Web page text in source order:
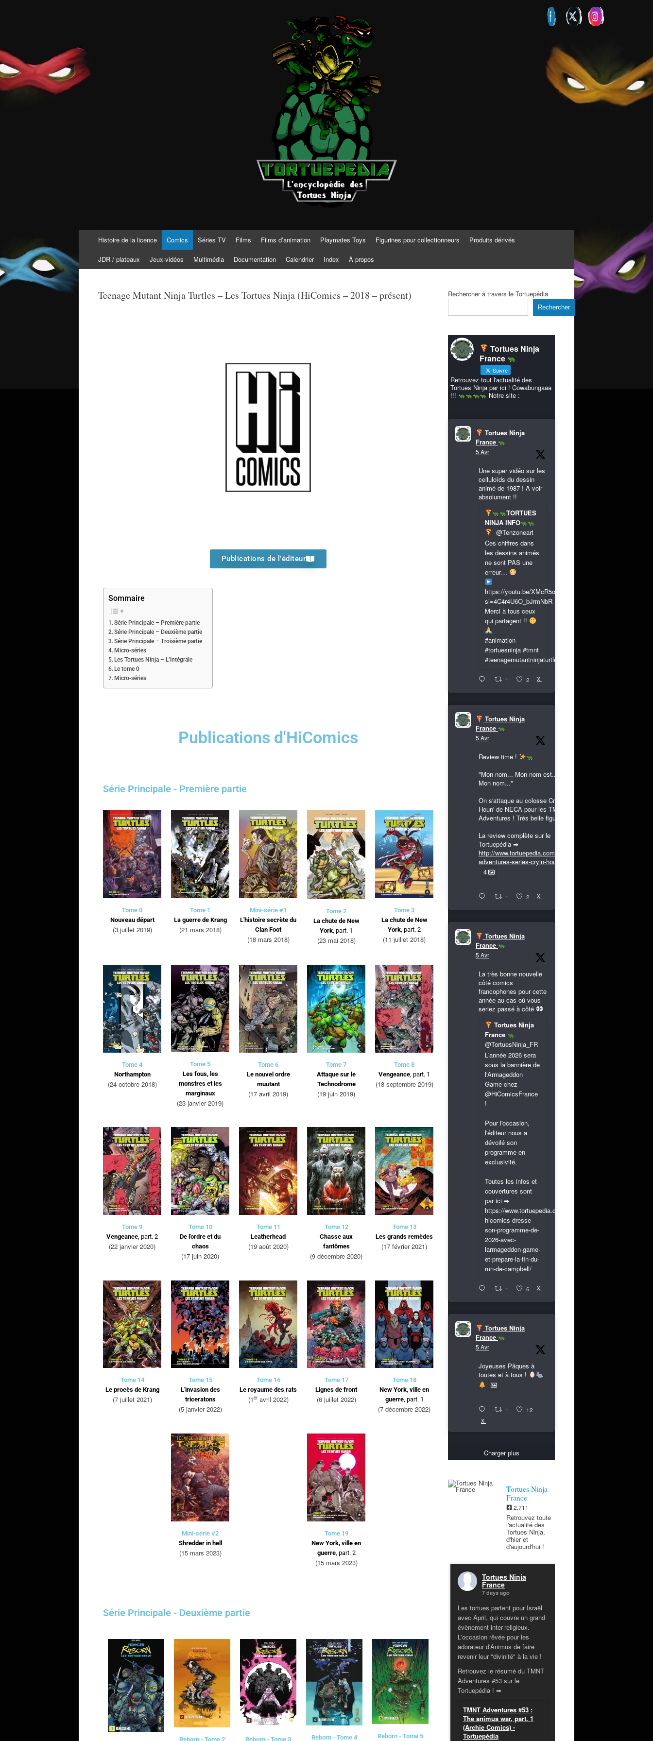
Tortuepédia
L'encyclopédie des Tortues Ninja !
Histoire de la licence Comics Séries TV Films Films d’animation Playmates Toys Figurines pour collectionneurs Produits dérivés
JDR / plateaux Jeux-vidéos Multimédia Documentation Calendrier Index À propos
Teenage Mutant Ninja Turtles – Les Tortues Ninja (HiComics – 2018 – présent)
Publications de l'éditeur
Sommaire
Série Principale – Première partie
Série Principale – Deuxième partie
Série Principale – Troisième partie
Micro-séries
Les Tortues Ninja – L’intégrale
Le tome 0
Micro-séries
Publications d'HiComics
Série Principale - Première partie
Tome 0
Nouveau départ
(3 juillet 2019)
Tome 1
La guerre de Krang
(21 mars 2018)
Mini-série #1
L'histoire secrète du
Clan Foot
(18 mars 2018)
Tome 2
La chute de New
York, part. 1
(23 mai 2018)
Tome 3
La chute de New
York, part. 2
(11 juillet 2018)
Tome 4
Northampton
(24 octobre 2018)
Tome 5
Les fous, les
monstres et les
marginaux
(23 janvier 2019)
Tome 6
Le nouvel ordre
muutant
(17 avril 2019)
Tome 7
Attaque sur le
Technodrome
(19 juin 2019)
Tome 8
Vengeance , part. 1
(18 septembre 2019)
Tome 9
Vengeance, part. 2
(22 janvier 2020)
Tome 10
De l'ordre et du
chaos
(17 juin 2020)
Tome 11
Leatherhead
(19 août 2020)
Tome 12
Chasse aux
fantômes
(9 décembre 2020)
Tome 13
Les grands remèdes
(17 février 2021)
Tome 14
Le procès de Krang
(7 juillet 2021)
Tome 15
L'invasion des
triceratons
(5 janvier 2022)
Tome 16
Le royaume des rats
(1eravril 2022)
Tome 17
Lignes de front
(6 juillet 2022)
Tome 18
New York, ville en
guerre, part. 1
(7 décembre 2022)
Mini-série #2
Shredder in hell
(15 mars 2023)
Tome 19
New York, ville en
guerre, part. 2
(15 mars 2023)
Série Principale - Deuxième partie
Reborn - Tome 2 Reborn - Tome 3 Reborn - Tome 4 Reborn - Tome 5
Rechercher à travers le Tortuepédia
Rechercher
Tortues Ninja
France
Suivre
Retrouvez tout l'actualité des
Tortues Ninja par ici ! Cowabungaaa
!!!
Notre site :
Tortues Ninja
France
5 Avr
Une super vidéo sur les
celluloïds du dessin
animé de 1987 ! A voir
absolument !!
TORTUES
NINJA INFO
@Tenzoneart
Ces chiffres dans
les dessins animés
ne sont PAS une
erreur…
https://youtu.be/XMcR5or9N8A?
si=4C4r4U6O_bJrmNbR
Merci à tous ceux
qui partagent !!
#animation
#tortuesninja #tmnt
#teenagemutantninjaturtles
1 2 X
Tortues Ninja
France
5 Avr
Review time !
"Mon nom... Mon nom est...
Mon nom..."
On s'attaque au colosse Cryin'
Houn' de NECA pour les TMNT
Adventures ! Très belle figurine !
La review complète sur le
Tortuepédia ➡
http://www.tortuepedia.com/tmnt-
adventures-series-cryin-houn...
4
1 2 X
Tortues Ninja
France
5 Avr
La très bonne nouvelle
côté comics
francophones pour cette
année au cas où vous
seriez passé à côté
Tortues Ninja
France
@TortuesNinja_FR
L'année 2026 sera
sous la bannière de
l'Armageddon
Game chez
@HiComicsFrance
!
Pour l'occasion,
l'éditeur nous a
dévoilé son
programme en
exclusivité.
Toutes les infos et
couvertures sont
par ici ➡
https://www.tortuepedia.com/2026/03/31/exclusif-
hicomics-dresse-
son-programme-de-
2026-avec-
larmageddon-game-
et-prepare-la-fin-du-
run-de-campbell/
1 6 X
Tortues Ninja
France
5 Avr
Joyeuses Pâques à
toutes et à tous !
1 12
X
Charger plus
Tortues Ninja
France
2,711
Retrouvez toute
l'actualité des
Tortues Ninja,
d'hier et
d'aujourd'hui !
Tortues Ninja
France
7 days ago
Les tortues partent pour Israël
avec April, qui couvre un grand
évènement inter-religieux.
L'occasion rêvée pour les
adorateur d'Animus de faire
revenir leur "divinité" à la vie !
Retrouvez le résumé du TMNT
Adventures #53 sur le
Tortuepédia ! ➡
TMNT Adventures #53 :
The animus war, part. 1
(Archie Comics) -
Tortuepédia